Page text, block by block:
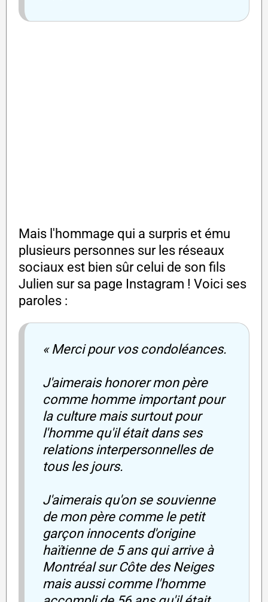
Mais l'hommage qui a surpris et ému
plusieurs personnes sur les réseaux
sociaux est bien sûr celui de son fils
Julien sur sa page Instagram ! Voici ses
paroles :
« Merci pour vos condoléances.
J'aimerais honorer mon père
comme homme important pour
la culture mais surtout pour
l'homme qu'il était dans ses
relations interpersonnelles de
tous les jours.
J'aimerais qu'on se souvienne
de mon père comme le petit
garçon innocents d'origine
haïtienne de 5 ans qui arrive à
Montréal sur Côte des Neiges
mais aussi comme l'homme